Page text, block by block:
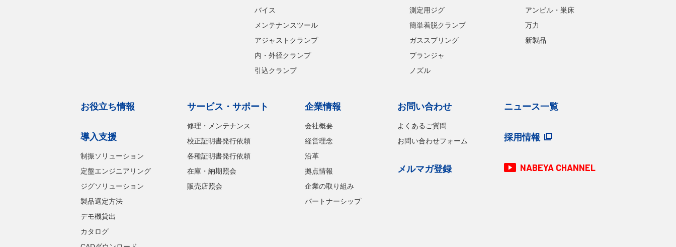
バイス
メンテナンスツール
アジャストクランプ
内・外径クランプ
引込クランプ
測定用ジグ
簡単着脱クランプ
ガススプリング
プランジャ
ノズル
アンビル・巣床
万力
新製品
お役立ち情報
導入支援
制振ソリューション
定盤エンジニアリング
ジグソリューション
製品選定方法
デモ機貸出
カタログ
サービス・サポート
修理・メンテナンス
校正証明書発行依頼
各種証明書発行依頼
在庫・納期照会
販売店照会
企業情報
会社概要
経営理念
沿革
拠点情報
企業の取り組み
パートナーシップ
お問い合わせ
よくあるご質問
お問い合わせフォーム
メルマガ登録
ニュース一覧
採用情報
NABEYA CHANNEL